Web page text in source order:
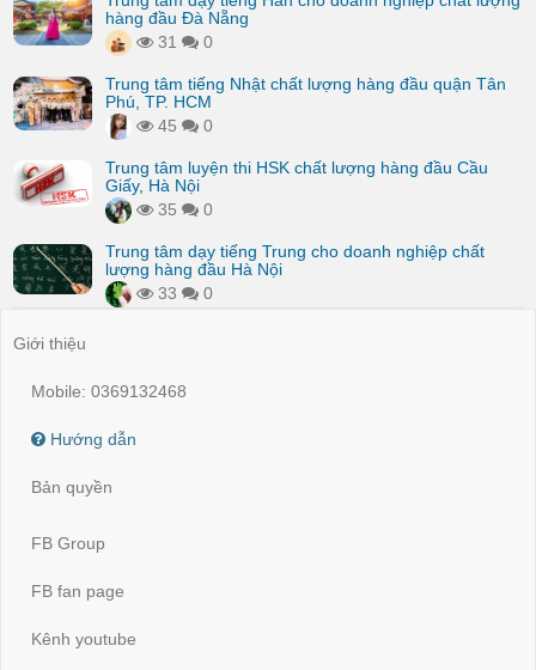
hàng đầu Đà Nẵng
31
0
Trung tâm tiếng Nhật chất lượng hàng đầu quận Tân
Phú, TP. HCM
45
0
Trung tâm luyện thi HSK chất lượng hàng đầu Cầu
Giấy, Hà Nội
35
0
Trung tâm dạy tiếng Trung cho doanh nghiệp chất
lượng hàng đầu Hà Nội
33
0
Giới thiệu
Mobile: 0369132468
Hướng dẫn
Bản quyền
FB Group
FB fan page
Kênh youtube